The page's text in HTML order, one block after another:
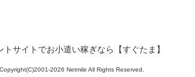
トサイトでお小遣い稼ぎなら【すぐたま】
Copyright(C)2001-2026 Netmile All Rights Reserved.